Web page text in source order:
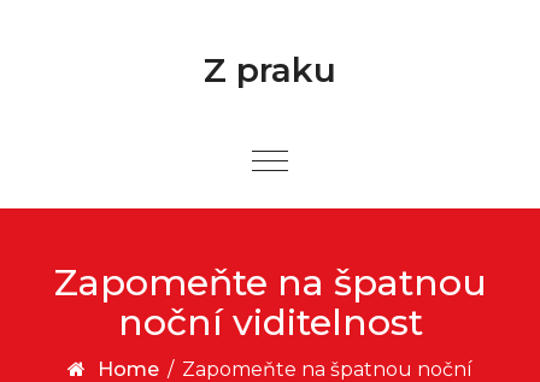
Z praku
Zapomeňte na špatnou
noční viditelnost
Home / Zapomeňte na špatnou noční